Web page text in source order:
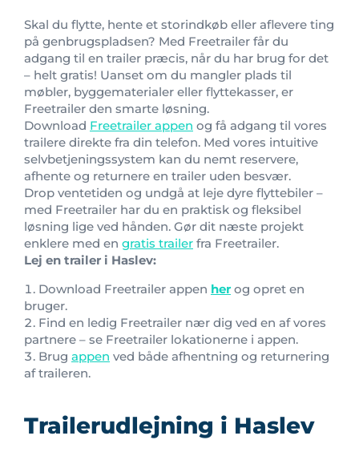
Skal du flytte, hente et storindkøb eller aflevere ting
på genbrugspladsen? Med Freetrailer får du
adgang til en trailer præcis, når du har brug for det
– helt gratis! Uanset om du mangler plads til
møbler, byggematerialer eller flyttekasser, er
Freetrailer den smarte løsning.
Download Freetrailer appen og få adgang til vores
trailere direkte fra din telefon. Med vores intuitive
selvbetjeningssystem kan du nemt reservere,
afhente og returnere en trailer uden besvær.
Drop ventetiden og undgå at leje dyre flyttebiler –
med Freetrailer har du en praktisk og fleksibel
løsning lige ved hånden. Gør dit næste projekt
enklere med en gratis trailer fra Freetrailer.
Lej en trailer i Haslev:
Download Freetrailer appen her og opret en
bruger.
Find en ledig Freetrailer nær dig ved en af vores
partnere – se Freetrailer lokationerne i appen.
Brug appen ved både afhentning og returnering
af traileren.
Trailerudlejning i Haslev